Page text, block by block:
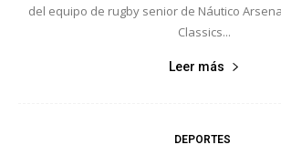
del equipo de rugby senior de Náutico
Classics...
Leer más
DEPORTES